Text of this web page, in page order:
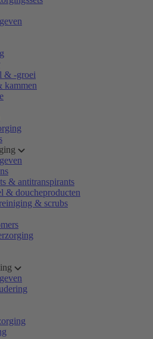
& -groei
kammen
& antitranspirants
& doucheproducten
& scrubs